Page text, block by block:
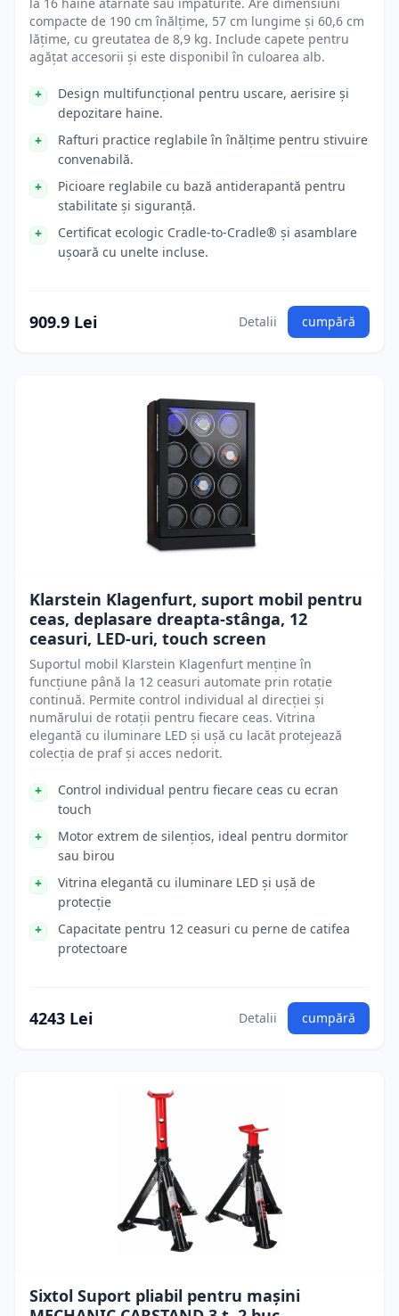
compacte de 190 cm înălțime, 57 cm lungime și 60,6 cm
lățime, cu greutatea de 8,9 kg. Include capete pentru
agățat accesorii și este disponibil în culoarea alb.
Design multifuncțional pentru uscare, aerisire și
depozitare haine.
Rafturi practice reglabile în înălțime pentru stivuire
convenabilă.
Picioare reglabile cu bază antiderapantă pentru
stabilitate și siguranță.
Certificat ecologic Cradle-to-Cradle® și asamblare
ușoară cu unelte incluse.
909.9 Lei Detalii cumpără
Klarstein Klagenfurt, suport mobil pentru
ceas, deplasare dreapta-stânga, 12
ceasuri, LED-uri, touch screen
Suportul mobil Klarstein Klagenfurt menține în
funcțiune până la 12 ceasuri automate prin rotație
continuă. Permite control individual al direcției și
numărului de rotații pentru fiecare ceas. Vitrina
elegantă cu iluminare LED și ușă cu lacăt protejează
colecția de praf și acces nedorit.
Control individual pentru fiecare ceas cu ecran
touch
Motor extrem de silențios, ideal pentru dormitor
sau birou
Vitrina elegantă cu iluminare LED și ușă de
protecție
Capacitate pentru 12 ceasuri cu perne de catifea
protectoare
4243 Lei Detalii cumpără
Sixtol Suport pliabil pentru mașini